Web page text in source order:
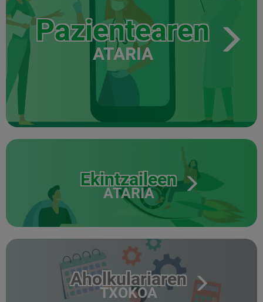
Pazientearen
ATARIA
Ekintzaileen
ATARIA
Aholkulariaren
TXOKOA